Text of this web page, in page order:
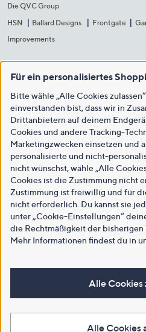
Die QVC Group
HSN
Ballard Designs Frontgate
Improvements
Für ein personalisiertes
Bitte wähle „Alle Cookies
einverstanden bist, dass wir in
Drittanbietern auf deinem
Cookies und andere Tracking-
Marketingzwecken einsetzen und
personalisierte und nicht-
nicht wünschst, wähle „Alle
Cookies ist die Zustimmung nicht
Zustimmung ist freiwillig und für
nicht erforderlich. Du kannst sie
unter „Cookie-Einstellungen“
die Rechtmäßigkeit der bisherigen
Mehr Informationen findest du in
Alle Cookies
Alle Cookies